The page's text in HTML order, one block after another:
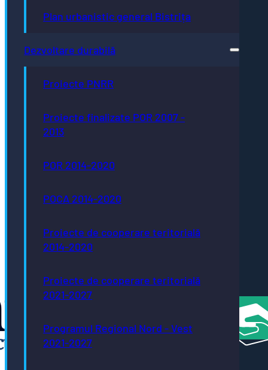
Plan urbanistic general Bistrița
Dezvoltare durabilă
Proiecte PNRR
Proiecte finalizate POR 2007 -
2013
POR 2014-2020
POCA 2014-2020
Proiecte de cooperare teritorială
2014-2020
Proiecte de cooperare teritorială
2021-2027
Programul Regional Nord - Vest
2021-2027
primaria@municipiulbistrita.ro
0263-224706; 0263-223923;
Europene
- Oraș
Autism
- oraș
până în
Bistrița
- oraș
creativ
România
Atractivă